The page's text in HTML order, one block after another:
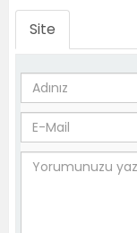
Site